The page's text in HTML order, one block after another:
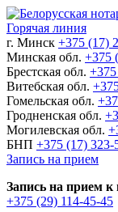
Горячая линия
г. Минск +375 (17)
Минская обл. +375
Брестская обл.
Витебская обл.
Гомельская обл.
Гродненская обл.
Могилевская обл.
БНП +375 (17) 323-
Запись на прием
Запись на прием к
+375 (29) 114-45-45